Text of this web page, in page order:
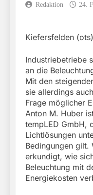
Redaktion 24.
Kiefersfelden
Industriebetriebe
an die
Mit den
sie allerdings
Frage möglicher
Anton M. Huber
tempLED GmbH,
Lichtlösungen
Bedingungen gilt.
erkundigt, wie
Beleuchtung mit
Energiekosten